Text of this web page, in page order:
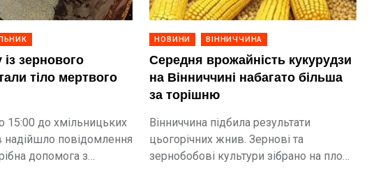
зернового
тіло мертвого
15:00 до хмільницьких
надійшло повідомлення
допомога з
НОВИНИ ВІННИЧЧИНА
Середня врожайність кукурудзи
на Вінниччині набагато більша
за торішню
Вінниччина підбила результати
цьогорічних жнив. Зернові та
зернобобові культури зібрано на площі